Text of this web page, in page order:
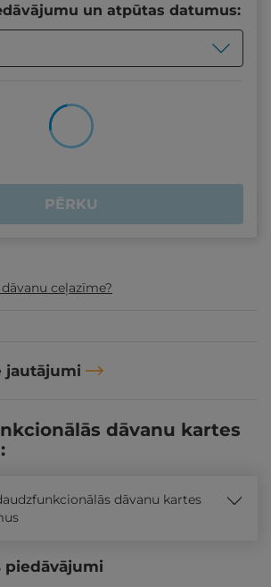
un atpūtas datumus:
PĒRKU
ceļazīme?
jautājumi
dāvanu kartes
dāvanu kartes
piedāvājumi